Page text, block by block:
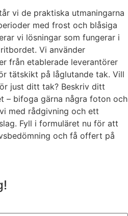
vi de praktiska utmaningarna
med frost och blåsiga
vi lösningar som fungerar i
Vi använder
från etablerade leverantörer
tätskikt på låglutande tak. Vill
just ditt tak? Beskriv ditt
– bifoga gärna några foton och
med rådgivning och ett
Fyll i formuläret nu för att
och få offert på